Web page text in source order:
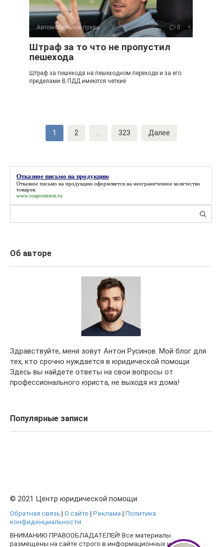
Автомобильное право 0
Штраф за то что не пропустил
пешехода
Штраф за пешехода на пешеходном переходе и за его
пределами В ПДД имеются четкие
1 2 ... 323 Далее
Отказное письмо на продукцию
Отказное письмо на продукцию оформляется на неограниченное количество
товаров.
www.rospromtest.ru
Об авторе
Здравствуйте, меня зовут Антон Русинов. Мой блог для
тех, кто срочно нуждается в юридической помощи.
Здесь вы найдете ответы на свои вопросы от
профессионального юриста, не выходя из дома!
Популярные записи
© 2021 Центр юридической помощи
Обратная связь | О сайте | Реклама | Политика
конфиденциальности
ВНИМАНИЮ ПРАВООБЛАДАТЕЛЕЙ! Все материалы
размещены на сайте строго в информационных и